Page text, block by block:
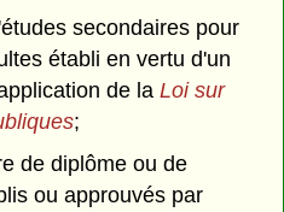
secondaires pour
établi en vertu d'un
de la Loi sur
;
de diplôme ou de
ou approuvés par